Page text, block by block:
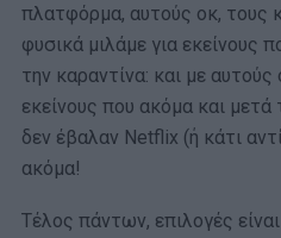
πλατφόρμα, αυτούς οκ, τους
φυσικά μιλάμε για εκείνους
την καραντίνα: και με
εκείνους που ακόμα και μετά
δεν έβαλαν Netflix (ή κάτι
ακόμα!
Τέλος πάντων, επιλογές